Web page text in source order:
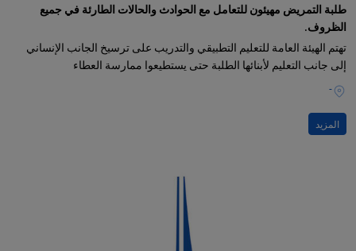
طلبة التمريض مهيئون للتعامل مع الحوادث والحالات الطارئة في جميع
الظروف.
تهتم الهيئة العامة للتعليم التطبيقي والتدريب على ترسيخ الجانب الإنساني
إلى جانب التعليم لأبنائها الطلبة حتى يستطيعوا ممارسة العطاء
-
المزيد